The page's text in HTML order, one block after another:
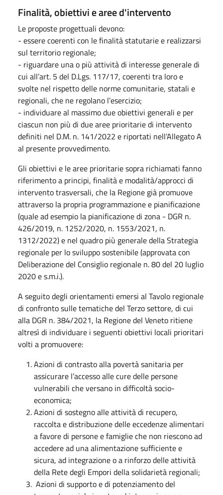
Finalità, obiettivi e aree d'intervento
Le proposte progettuali devono:
- essere coerenti con le finalità statutarie e realizzarsi
sul territorio regionale;
- riguardare una o più attività di interesse generale di
cui all’art. 5 del D.Lgs. 117/17, coerenti tra loro e
svolte nel rispetto delle norme comunitarie, statali e
regionali, che ne regolano l’esercizio;
- individuare al massimo due obiettivi generali e per
ciascun non più di due aree prioritarie di intervento
definiti nel D.M. n. 141/2022 e riportati nell’Allegato A
al presente provvedimento.
Gli obiettivi e le aree prioritarie sopra richiamati fanno
riferimento a principi, finalità e modalità/approcci di
intervento trasversali, che la Regione già promuove
attraverso la propria programmazione e pianificazione
(quale ad esempio la pianificazione di zona - DGR n.
426/2019, n. 1252/2020, n. 1553/2021, n.
1312/2022) e nel quadro più generale della Strategia
regionale per lo sviluppo sostenibile (approvata con
Deliberazione del Consiglio regionale n. 80 del 20 luglio
2020 e s.m.i.).
A seguito degli orientamenti emersi al Tavolo regionale
di confronto sulle tematiche del Terzo settore, di cui
alla DGR n. 384/2021, la Regione del Veneto ritiene
altresì di individuare i seguenti obiettivi locali prioritari
volti a promuovere:
Azioni di contrasto alla povertà sanitaria per
assicurare l’accesso alle cure delle persone
vulnerabili che versano in difficoltà socio-
economica;
Azioni di sostegno alle attività di recupero,
raccolta e distribuzione delle eccedenze alimentari
a favore di persone e famiglie che non riescono ad
accedere ad una alimentazione sufficiente e
sicura, ad integrazione o a rinforzo delle attività
della Rete degli Empori della solidarietà regionali;
Azioni di supporto e di potenziamento del